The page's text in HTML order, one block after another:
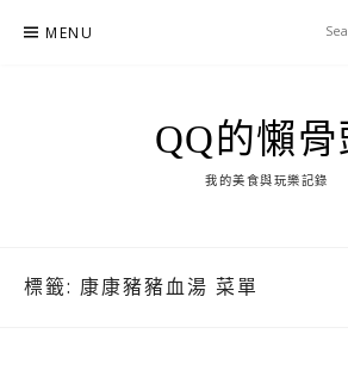
MENU
QQ的懶骨
我的美食與玩樂記錄
標籤: 康康豬豬血湯 菜單